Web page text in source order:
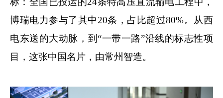
博瑞电力参与了其中20条，占比超过80%。从西
电东送的大动脉，到“一带一路”沿线的标志性项
目，这张中国名片，由常州智造。